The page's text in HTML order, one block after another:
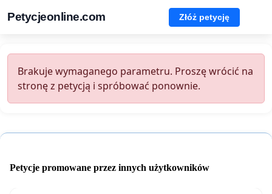
Petycjeonline.com Złóż petycję
Brakuje wymaganego parametru. Proszę wrócić na
stronę z petycją i spróbować ponownie.
Petycje promowane przez innych użytkowników